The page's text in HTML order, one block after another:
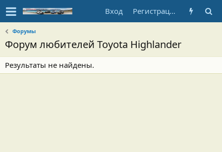
Вход Регистрация
Форумы
Форум любителей Toyota Highlander
Результаты не найдены.